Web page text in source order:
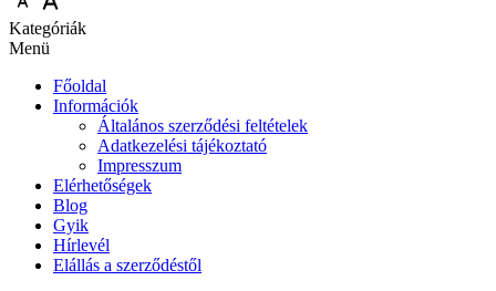
Kategóriák
Menü
Főoldal
Információk
Általános szerződési feltételek
Adatkezelési tájékoztató
Impresszum
Elérhetőségek
Blog
Gyik
Hírlevél
Elállás a szerződéstől